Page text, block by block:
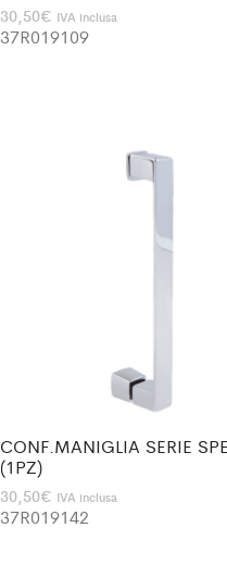
30,50€ IVA inclusa
37R019109
CONF.MANIGLIA SERIE
(1PZ)
30,50€ IVA inclusa
37R019142